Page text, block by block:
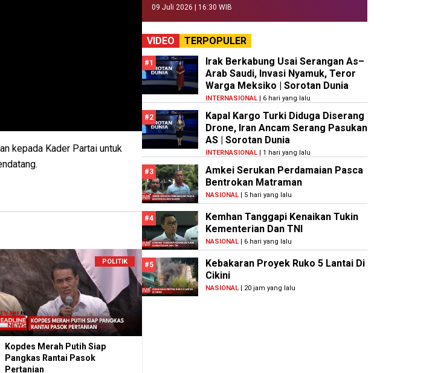
kepada Kader Partai untuk
POLITIK
Kopdes Merah Putih Siap
Pangkas Rantai Pasok
Pertanian
09 Juli 2026 | 16:30 WIB
VIDEO TERPOPULER
#1
Irak Berkabung Usai Serangan As–
Arab Saudi, Invasi Nyamuk, Teror
Warga Meksiko | Sorotan Dunia
INTERNASIONAL| 6 hari yang lalu
#2
Kapal Kargo Turki Diduga Diserang
Drone, Iran Ancam Serang Pasukan
AS | Sorotan Dunia
INTERNASIONAL| 1 hari yang lalu
#3
Amkei Serukan Perdamaian Pasca
Bentrokan Matraman
NASIONAL| 5 hari yang lalu
#4
Kemhan Tanggapi Kenaikan Tukin
Kementerian Dan TNI
NASIONAL| 6 hari yang lalu
#5
Kebakaran Proyek Ruko 5 Lantai Di
Cikini
NASIONAL| 20 jam yang lalu